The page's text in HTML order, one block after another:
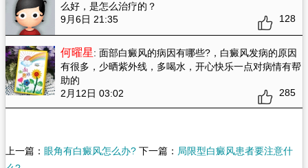
么好，是怎么治疗的？
9月6日 21:35
128
何曜星: 面部白癜风的病因有哪些?，白癜风发病的原因
有很多，少晒紫外线，多喝水，开心快乐一点对病情有帮
助的
2月12日 03:02
285
上一篇： 眼角有白癜风怎么办?下一篇： 局限型白癜风患者要注意什